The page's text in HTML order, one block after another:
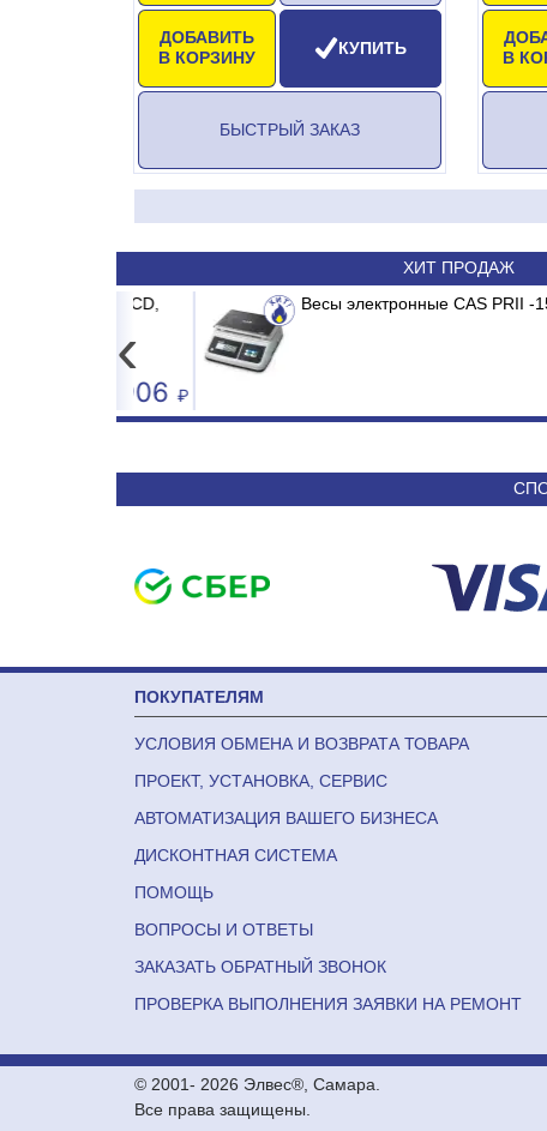
ХИТ ПРОДАЖ
Весы электронные CAS PRII -15CD до
‹
MADRID INVERTER
50 590
Сплит-система ABASK ABK-12
ДОБАВИТЬ
В КОРЗИНУ
КУПИТЬ
БЫСТРЫЙ ЗАКАЗ
В
ПОКУПАТЕЛЯМ
УСЛОВИЯ ОБМЕНА И ВОЗВРАТА ТОВАРА
ПРОЕКТ, УСТАНОВКА, СЕРВИС
АВТОМАТИЗАЦИЯ ВАШЕГО БИЗНЕСА
ДИСКОНТНАЯ СИСТЕМА
ПОМОЩЬ
ВОПРОСЫ И ОТВЕТЫ
ЗАКАЗАТЬ ОБРАТНЫЙ ЗВОНОК
ПРОВЕРКА ВЫПОЛНЕНИЯ ЗАЯВКИ НА РЕМОНТ
© 2001- 2026 Элвес®, Самара.
Все права защищены.